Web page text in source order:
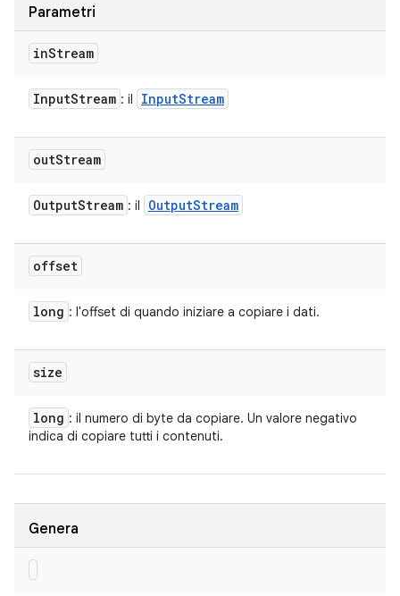
Parametri
inStream
InputStream : il InputStream
outStream
OutputStream : il OutputStream
offset
long : l'offset di quando iniziare a copiare i dati.
size
long : il numero di byte da copiare. Un valore negativo
indica di copiare tutti i contenuti.
Genera